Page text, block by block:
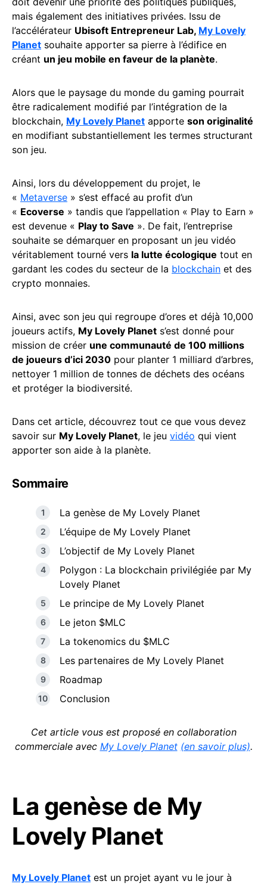
mais également des initiatives privées. Issu de
l’accélérateur Ubisoft Entrepreneur Lab, My Lovely
Planet souhaite apporter sa pierre à l’édifice en
créant un jeu mobile en faveur de la planète.
Alors que le paysage du monde du gaming pourrait
être radicalement modifié par l’intégration de la
blockchain, My Lovely Planet apporte son originalité
en modifiant substantiellement les termes structurant
son jeu.
Ainsi, lors du développement du projet, le
« Metaverse » s’est effacé au profit d’un
« Ecoverse » tandis que l’appellation « Play to Earn »
est devenue « Play to Save ». De fait, l’entreprise
souhaite se démarquer en proposant un jeu vidéo
véritablement tourné vers la lutte écologique tout en
gardant les codes du secteur de la blockchain et des
crypto monnaies.
Ainsi, avec son jeu qui regroupe d’ores et déjà 10,000
joueurs actifs, My Lovely Planet s’est donné pour
mission de créer une communauté de 100 millions
de joueurs d’ici 2030 pour planter 1 milliard d’arbres,
nettoyer 1 million de tonnes de déchets des océans
et protéger la biodiversité.
Dans cet article, découvrez tout ce que vous devez
savoir sur My Lovely Planet, le jeu vidéo qui vient
apporter son aide à la planète.
Sommaire
La genèse de My Lovely Planet
L’équipe de My Lovely Planet
L’objectif de My Lovely Planet
Polygon : La blockchain privilégiée par My
Lovely Planet
Le principe de My Lovely Planet
Le jeton $MLC
La tokenomics du $MLC
Les partenaires de My Lovely Planet
Roadmap
Conclusion
Cet article vous est proposé en collaboration
commerciale avec My Lovely Planet (en savoir plus).
La genèse de My
Lovely Planet
My Lovely Planet est un projet ayant vu le jour à